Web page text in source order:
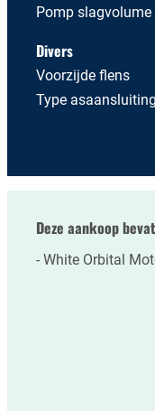
Pomp slagvolume
Divers
Voorzijde flens
Type
Deze aankoop
White Orbital